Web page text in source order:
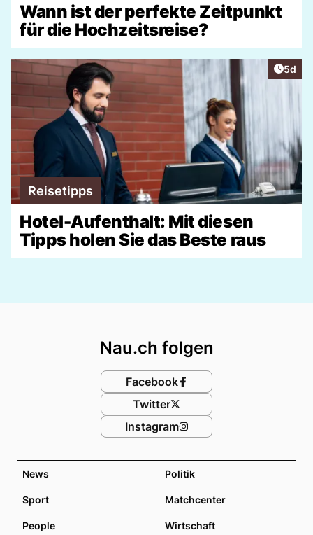
Wann ist der perfekte Zeitpunkt
für die Hochzeitsreise?
5d
Reisetipps
Hotel-Aufenthalt: Mit diesen
Tipps holen Sie das Beste raus
News Politik
Sport Matchcenter
People Wirtschaft
Nau.ch folgen
Facebook
Twitter
Instagram